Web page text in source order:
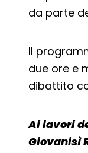
da parte
Il
due ore e
dibattito
Ai lavori
Giovanisì